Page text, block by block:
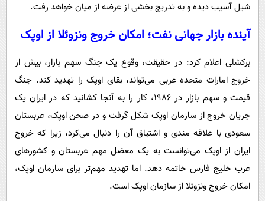
شیل آسیب دیده و به تدریج بخشی از عرضه از میان خواهد رفت.
آینده بازار جهانی نفت؛ امکان خروج ونزوئلا از اوپک
برکشلی اعلام کرد: در حقیقت، وقوع یک جنگ سهم بازار، بیش از
خروج امارات متحده عربی می‌تواند، بقای اوپک را تهدید کند. جنگ
قیمت و سهم بازار در ۱۹۸۶، کار را به آنجا کشانید که در ایران یک
جریان خروج از سازمان اوپک شکل گرفت و در صحن اوپک، عربستان
سعودی با علاقه مندی و اشتیاق آن را دنبال می‌کرد، زیرا که خروج
ایران از اوپک می‌توانست به یک معضل مهم عربستان و کشورهای
عرب خلیج فارس خاتمه دهد. اما تهدید مهم‌تر برای سازمان اوپک،
امکان خروج ونزوئلا از سازمان اوپک است.